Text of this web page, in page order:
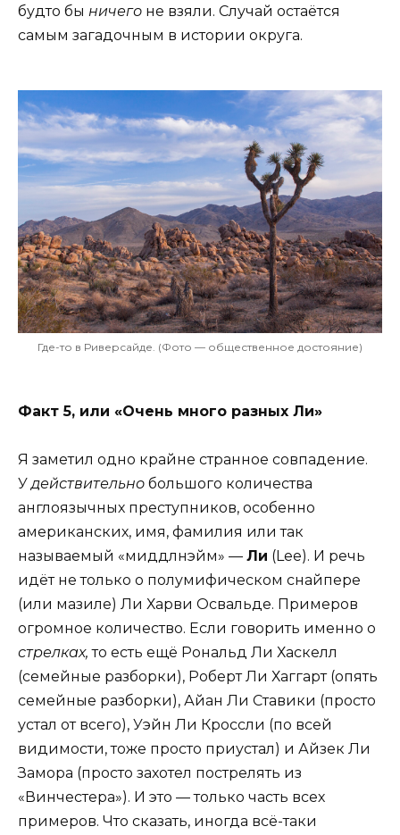
будто бы ничего не взяли. Случай остаётся
самым загадочным в истории округа.
Где-то в Риверсайде. (Фото — общественное достояние)
Факт 5, или «Очень много разных Ли»
Я заметил одно крайне странное совпадение.
Удействительно большого количества
англоязычных преступников, особенно
американских, имя, фамилия или так
называемый «миддлнэйм» — Ли (Lee). И речь
идёт не только о полумифическом снайпере
(или мазиле) Ли Харви Освальде. Примеров
огромное количество. Если говорить именно о
стрелках, то есть ещё Рональд Ли Хаскелл
(семейные разборки), Роберт Ли Хаггарт (опять
семейные разборки), Айан Ли Ставики (просто
устал от всего), Уэйн Ли Кроссли (по всей
видимости, тоже просто приустал) и Айзек Ли
Замора (просто захотел пострелять из
«Винчестера»). И это — только часть всех
примеров. Что сказать, иногда всё-таки